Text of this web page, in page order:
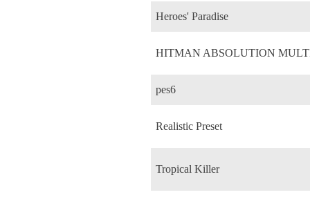
Heroes' Paradise
HITMAN ABSOLUTION
pes6
Realistic Preset
Tropical Killer